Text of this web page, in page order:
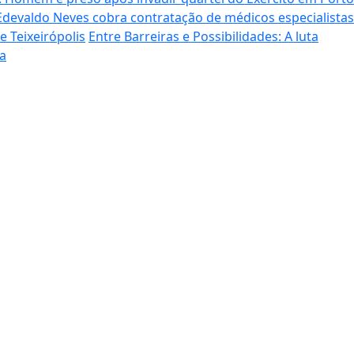
Neves cobra contratação de médicos especialistas
Teixeirópolis Entre Barreiras e Possibilidades: A luta